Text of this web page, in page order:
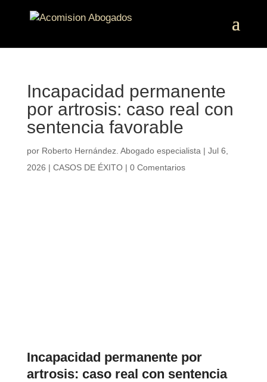
Incapacidad permanente
por artrosis: caso real con
sentencia favorable
por Roberto Hernández. Abogado especialista | Jul 6,
2026 | CASOS DE ÉXITO| 0 Comentarios
Incapacidad permanente por
artrosis: caso real con sentencia